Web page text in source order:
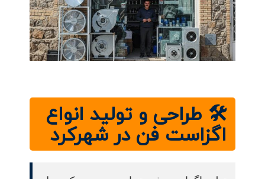
🛠️ طراحی و تولید انواع
اگزاست فن در شهرکرد